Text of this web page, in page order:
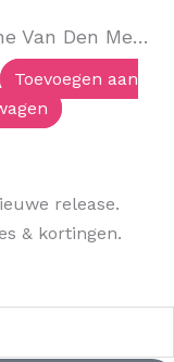
Yasmine Van Den Meersch
Toevoegen aan
release.
& kortingen.